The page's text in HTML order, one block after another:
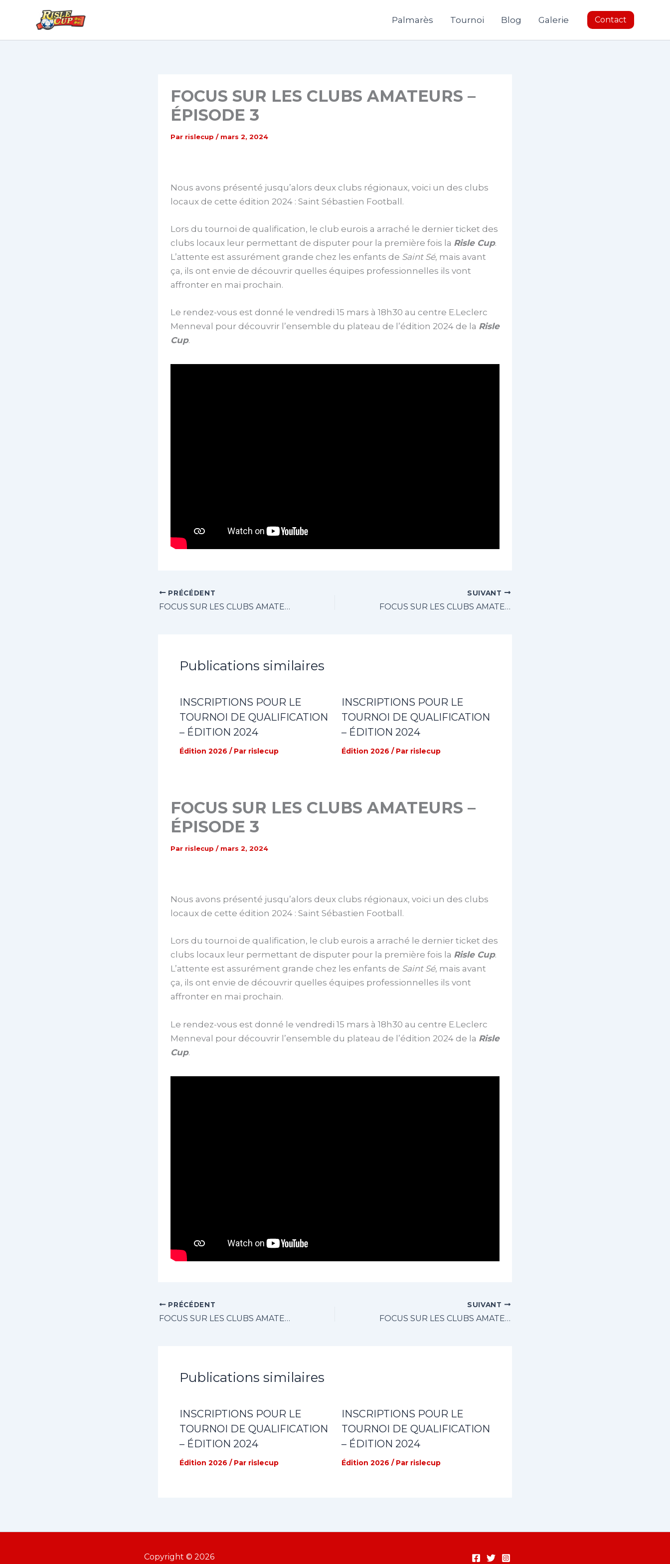
Palmarès Tournoi Blog Galerie Contact
FOCUS SUR LES CLUBS AMATEURS –
ÉPISODE 3
Par rislecup / mars 2, 2024
Nous avons présenté jusqu’alors deux clubs régionaux, voici un des clubs
locaux de cette édition 2024 : Saint Sébastien Football.
Lors du tournoi de qualification, le club eurois a arraché le dernier ticket des
clubs locaux leur permettant de disputer pour la première fois la Risle Cup.
L’attente est assurément grande chez les enfants de Saint Sé, mais avant
ça, ils ont envie de découvrir quelles équipes professionnelles ils vont
affronter en mai prochain.
Le rendez-vous est donné le vendredi 15 mars à 18h30 au centre E.Leclerc
Menneval pour découvrir l’ensemble du plateau de l’édition 2024 de la Risle
Cup.
PRÉCÉDENT
FOCUS SUR LES CLUBS AMATEURS – ÉPISODE 2
SUIVANT
FOCUS SUR LES CLUBS AMATEURS – ÉPISODE 4
Publications similaires
INSCRIPTIONS POUR LE
TOURNOI DE QUALIFICATION
– ÉDITION 2024
Édition 2026 / Par rislecup
INSCRIPTIONS POUR LE
TOURNOI DE QUALIFICATION
– ÉDITION 2024
Édition 2026 / Par rislecup
FOCUS SUR LES CLUBS AMATEURS –
ÉPISODE 3
Par rislecup / mars 2, 2024
Nous avons présenté jusqu’alors deux clubs régionaux, voici un des clubs
locaux de cette édition 2024 : Saint Sébastien Football.
Lors du tournoi de qualification, le club eurois a arraché le dernier ticket des
clubs locaux leur permettant de disputer pour la première fois la Risle Cup.
L’attente est assurément grande chez les enfants de Saint Sé, mais avant
ça, ils ont envie de découvrir quelles équipes professionnelles ils vont
affronter en mai prochain.
Le rendez-vous est donné le vendredi 15 mars à 18h30 au centre E.Leclerc
Menneval pour découvrir l’ensemble du plateau de l’édition 2024 de la Risle
Cup.
PRÉCÉDENT
FOCUS SUR LES CLUBS AMATEURS – ÉPISODE 2
SUIVANT
FOCUS SUR LES CLUBS AMATEURS – ÉPISODE 4
Publications similaires
INSCRIPTIONS POUR LE
TOURNOI DE QUALIFICATION
– ÉDITION 2024
Édition 2026 / Par rislecup
INSCRIPTIONS POUR LE
TOURNOI DE QUALIFICATION
– ÉDITION 2024
Édition 2026 / Par rislecup
Copyright © 2026